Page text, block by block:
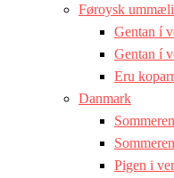
Føroysk ummæli
Gentan í
Gentan í
Eru
Danmark
Pigen i